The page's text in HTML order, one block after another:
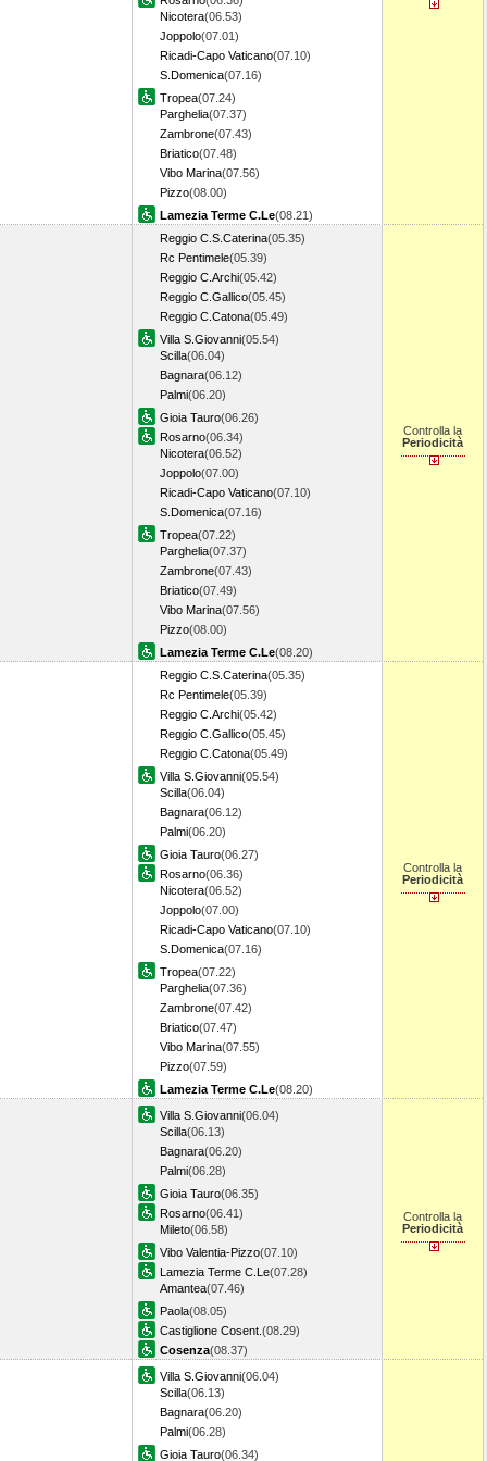
Nicotera(06.53)
Joppolo(07.01)
Ricadi-Capo Vaticano(07.10)
S.Domenica(07.16)
Tropea(07.24)
Parghelia(07.37)
Zambrone(07.43)
Briatico(07.48)
Vibo Marina(07.56)
Pizzo(08.00)
Lamezia Terme C.Le(08.21)
Reggio C.S.Caterina(05.35)
Rc Pentimele(05.39)
Reggio C.Archi(05.42)
Reggio C.Gallico(05.45)
Reggio C.Catona(05.49)
Villa S.Giovanni(05.54)
Scilla(06.04)
Bagnara(06.12)
Palmi(06.20)
Gioia Tauro(06.26)
Rosarno(06.34)
Nicotera(06.52)
Joppolo(07.00)
Ricadi-Capo Vaticano(07.10)
S.Domenica(07.16)
Tropea(07.22)
Parghelia(07.37)
Zambrone(07.43)
Briatico(07.49)
Vibo Marina(07.56)
Pizzo(08.00)
Lamezia Terme C.Le(08.20)
Controlla la
Periodicità
Reggio C.S.Caterina(05.35)
Rc Pentimele(05.39)
Reggio C.Archi(05.42)
Reggio C.Gallico(05.45)
Reggio C.Catona(05.49)
Villa S.Giovanni(05.54)
Scilla(06.04)
Bagnara(06.12)
Palmi(06.20)
Gioia Tauro(06.27)
Rosarno(06.36)
Nicotera(06.52)
Joppolo(07.00)
Ricadi-Capo Vaticano(07.10)
S.Domenica(07.16)
Tropea(07.22)
Parghelia(07.36)
Zambrone(07.42)
Briatico(07.47)
Vibo Marina(07.55)
Pizzo(07.59)
Lamezia Terme C.Le(08.20)
Controlla la
Periodicità
Villa S.Giovanni(06.04)
Scilla(06.13)
Bagnara(06.20)
Palmi(06.28)
Gioia Tauro(06.35)
Rosarno(06.41)
Mileto(06.58)
Vibo Valentia-Pizzo(07.10)
Lamezia Terme C.Le(07.28)
Amantea(07.46)
Paola(08.05)
Castiglione Cosent. (08.29)
Cosenza(08.37)
Controlla la
Periodicità
Villa S.Giovanni(06.04)
Scilla(06.13)
Bagnara(06.20)
Palmi(06.28)
Gioia Tauro(06.34)